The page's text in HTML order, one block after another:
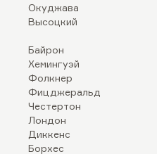
Окуджава
Высоцкий
Байрон
Хемингуэй
Фолкнер
Фицджеральд
Честертон
Лондон
Диккенс
Борхес